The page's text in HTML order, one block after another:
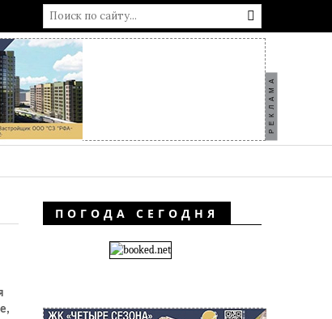
РЕКЛАМА
ПОГОДА СЕГОДНЯ